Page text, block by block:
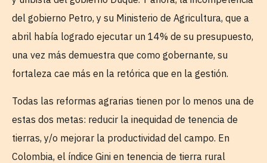
del gobierno Petro, y su Ministerio de Agricultura, que a
abril había logrado ejecutar un 14% de su presupuesto,
una vez más demuestra que como gobernante, su
fortaleza cae más en la retórica que en la gestión.
Todas las reformas agrarias tienen por lo menos una de
estas dos metas: reducir la inequidad de tenencia de
tierras, y/o mejorar la productividad del campo. En
Colombia, el índice Gini en tenencia de tierra rural